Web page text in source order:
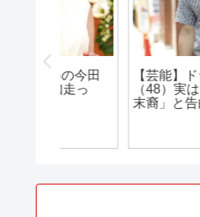
一番面白いギャグ漫画